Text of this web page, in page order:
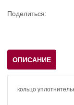
Поделиться:
ОПИСАНИЕ
кольцо